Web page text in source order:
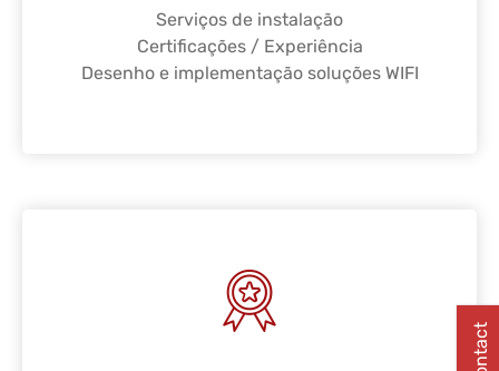
Serviços de instalação
Certificações / Experiência
Desenho e implementação soluções WIFI
Contact